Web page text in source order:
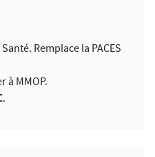
Remplace la PACES
à MMOP.